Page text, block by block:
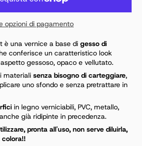
opzioni di pagamento
è una vernice a base di gesso di
conferisce un caratteristico look
gessoso, opaco e vellutato.
materiali senza bisogno di carteggiare,
uno sfondo e senza pretrattare in
in legno verniciabili, PVC, metallo,
già ridipinte in precedenza.
pronta all'uso, non serve diluirla,
colora!!